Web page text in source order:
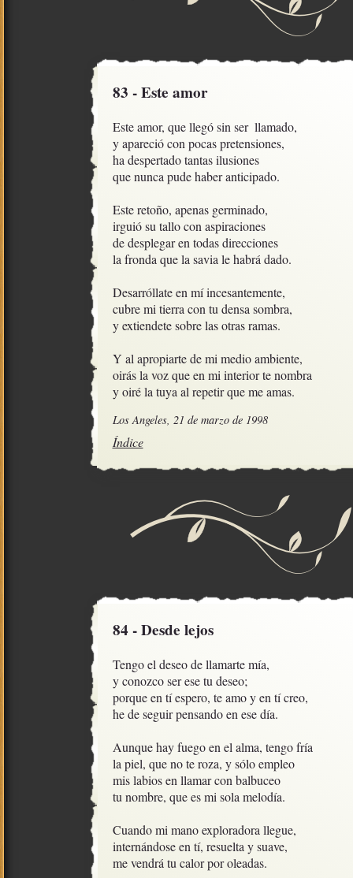
83 - Este amor
Este amor, que llegó sin ser  llamado,
y apareció con pocas pretensiones,
ha despertado tantas ilusiones
que nunca pude haber anticipado.
Este retoño, apenas germinado,
irguió su tallo con aspiraciones
de desplegar en todas direcciones
la fronda que la savia le habrá dado.
Desarróllate en mí incesantemente,
cubre mi tierra con tu densa sombra,
y extiendete sobre las otras ramas.
Y al apropiarte de mi medio ambiente,
oirás la voz que en mi interior te nombra
y oiré la tuya al repetir que me amas.
Los Angeles, 21 de marzo de 1998
Índice
84 - Desde lejos
Tengo el deseo de llamarte mía,
y conozco ser ese tu deseo;
porque en tí espero, te amo y en tí creo,
he de seguir pensando en ese día.
Aunque hay fuego en el alma, tengo fría
la piel, que no te roza, y sólo empleo
mis labios en llamar con balbuceo
tu nombre, que es mi sola melodía.
Cuando mi mano exploradora llegue,
internándose en tí, resuelta y suave,
me vendrá tu calor por oleadas.